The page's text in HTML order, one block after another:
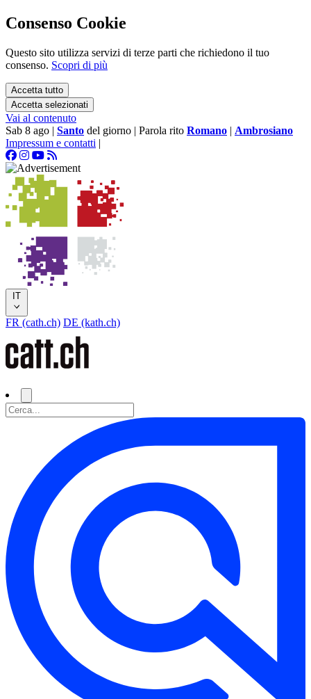
Consenso Cookie
Questo sito utilizza servizi di terze parti che richiedono il tuo
consenso. Scopri di più
Accetta tutto
Accetta selezionati
Vai al contenuto
Sab 8 ago | Santo del giorno | Parola rito Romano | Ambrosiano
Impressum e contatti |
IT
FR (cath.ch) DE (kath.ch)